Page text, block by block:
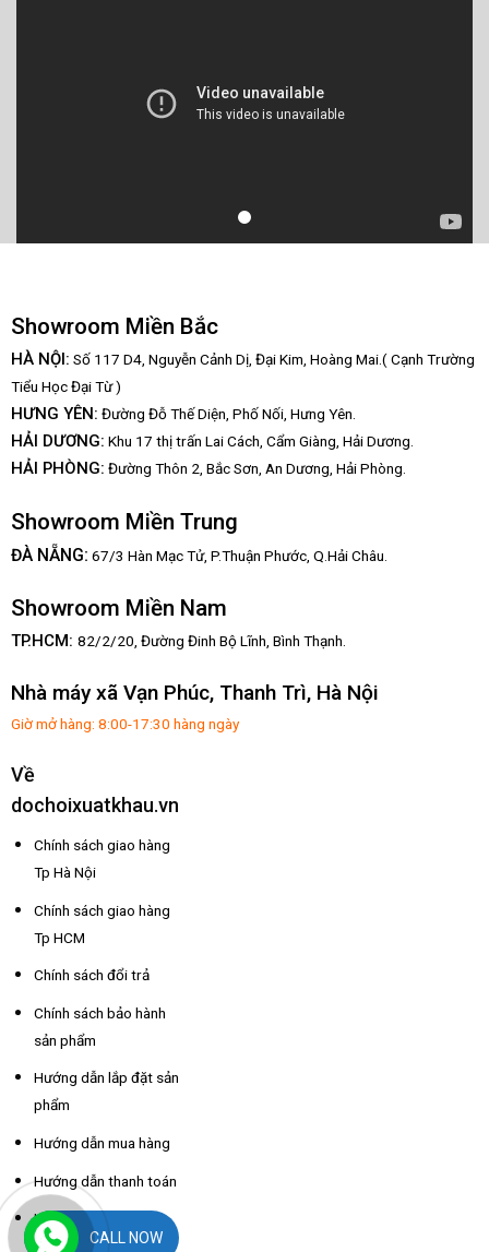
Showroom Miền Bắc
HÀ NỘI: Số 117 D4, Nguyễn Cảnh Dị, Đại Kim, Hoàng Mai.( Cạnh Trường
Tiểu Học Đại Từ )
HƯNG YÊN: Đường Đỗ Thế Diện, Phố Nối, Hưng Yên.
HẢI DƯƠNG: Khu 17 thị trấn Lai Cách, Cẩm Giàng, Hải Dương.
HẢI PHÒNG: Đường Thôn 2, Bắc Sơn, An Dương, Hải Phòng.
Showroom Miền Trung
ĐÀ NẴNG: 67/3 Hàn Mạc Tử, P.Thuận Phước, Q.Hải Châu.
Showroom Miền Nam
TP.HCM: 82/2/20, Đường Đinh Bộ Lĩnh, Bình Thạnh.
Nhà máy xã Vạn Phúc, Thanh Trì, Hà Nội
Giờ mở hàng: 8:00-17:30 hàng ngày
Về
dochoixuatkhau.vn
Chính sách giao hàng
Tp Hà Nội
Chính sách giao hàng
Tp HCM
Chính sách đổi trả
Chính sách bảo hành
sản phẩm
Hướng dẫn lắp đặt sản
phẩm
Hướng dẫn mua hàng
Hướng dẫn thanh toán
Hỗ trợ thông tin nhà
xe các tỉnhCALL NOW